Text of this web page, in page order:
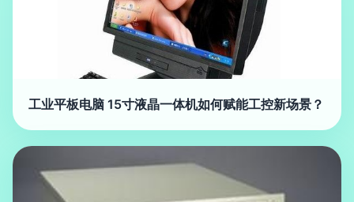
工业平板电脑 15寸液晶一体机如何赋能工控新场景？